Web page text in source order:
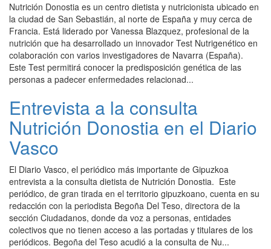
Nutrición Donostia es un centro dietista y nutricionista ubicado en
la ciudad de San Sebastián, al norte de España y muy cerca de
Francia. Está liderado por Vanessa Blazquez, profesional de la
nutrición que ha desarrollado un innovador Test Nutrigenético en
colaboración con varios investigadores de Navarra (España).
Este Test permitirá conocer la predisposición genética de las
personas a padecer enfermedades relacionad...
Entrevista a la consulta
Nutrición Donostia en el Diario
Vasco
El Diario Vasco, el periódico más importante de Gipuzkoa
entrevista a la consulta dietista de Nutrición Donostia. Este
periódico, de gran tirada en el territorio gipuzkoano, cuenta en su
redacción con la periodista Begoña Del Teso, directora de la
sección Ciudadanos, donde da voz a personas, entidades
colectivos que no tienen acceso a las portadas y titulares de los
periódicos. Begoña del Teso acudió a la consulta de Nu...